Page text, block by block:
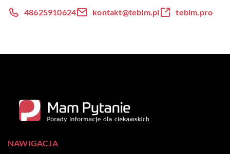
48625910624 kontakt@tebim.pl tebim.pro
NAWIGACJA